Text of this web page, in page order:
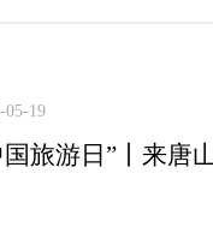
05-19
国旅游日”丨来唐